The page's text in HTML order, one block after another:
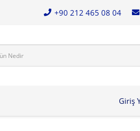
+90 212 465 08 04
Giriş